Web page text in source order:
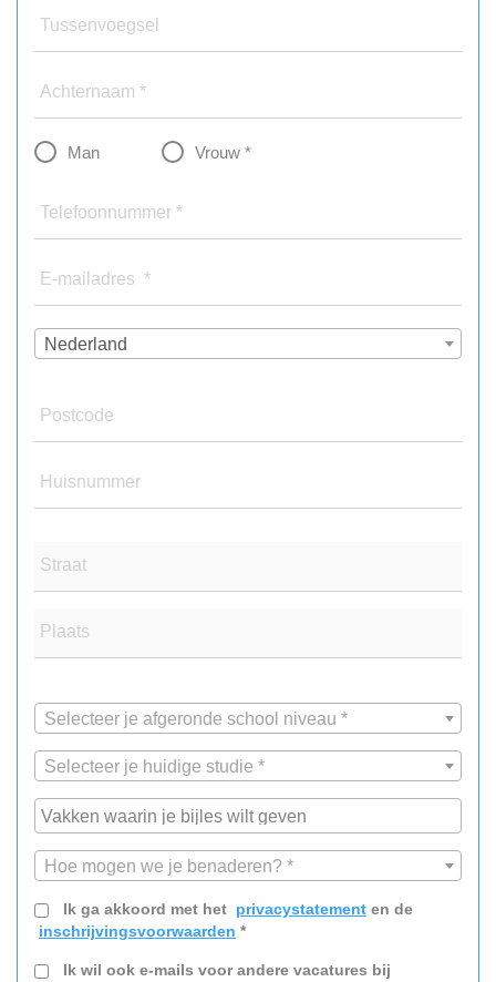
Tussenvoegsel
Achternaam *
Man Vrouw *
Telefoonnummer *
E-mailadres *
Nederland
Postcode
Huisnummer
Straat
Plaats
Selecteer je afgeronde school niveau *
Selecteer je huidige studie *
Hoe mogen we je benaderen? *
Ik ga akkoord met het privacystatement en de
inschrijvingsvoorwaarden *
Ik wil ook e-mails voor andere vacatures bij